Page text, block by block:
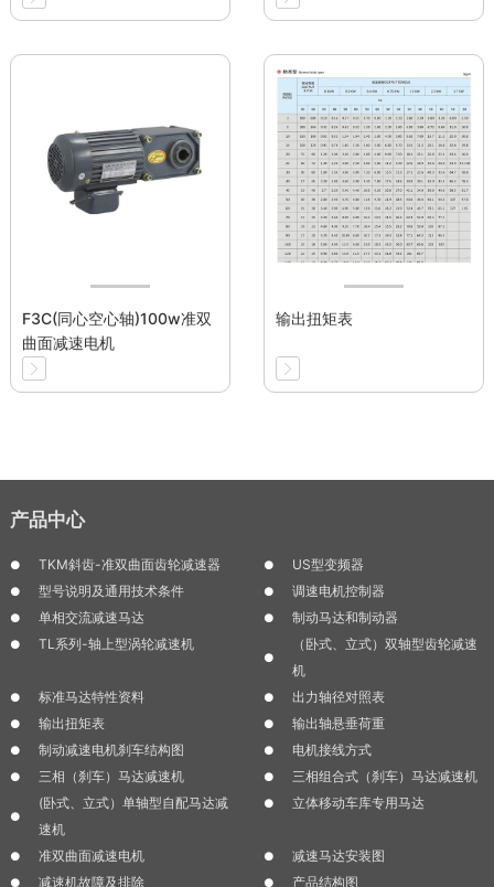
F3C(同心空心轴)100w准双
曲面减速电机
输出扭矩表
产品中心
TKM斜齿-准双曲面齿轮减速器
US型变频器
型号说明及通用技术条件
调速电机控制器
单相交流减速马达
制动马达和制动器
TL系列-轴上型涡轮减速机
（卧式、立式）双轴型齿轮减速
机
标准马达特性资料
出力轴径对照表
输出扭矩表
输出轴悬垂荷重
制动减速电机刹车结构图
电机接线方式
三相（刹车）马达减速机
三相组合式（刹车）马达减速机
(卧式、立式）单轴型自配马达减
速机
立体移动车库专用马达
准双曲面减速电机
减速马达安装图
减速机故障及排除
产品结构图